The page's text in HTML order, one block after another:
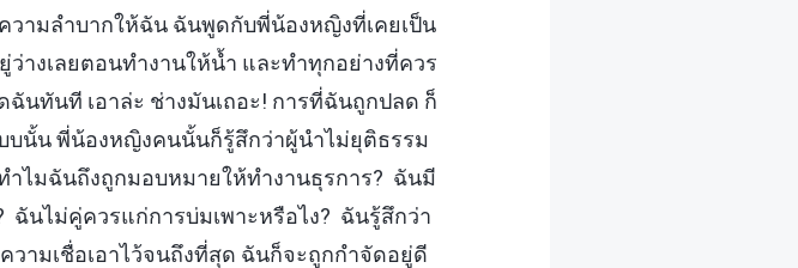
วามลำบากให้ฉัน ฉันพูดกับพี่น้องหญิงที่เคยเป็น
ว่างเลยตอนทำงานให้น้ำ และทำทุกอย่างที่ควร
นทันที เอาล่ะ ช่างมันเถอะ! การที่ฉันถูกปลด ก็
บนั้น พี่น้องหญิงคนนั้นก็รู้สึกว่าผู้นำไม่ยุติธรรม
ไมฉันถึงถูกมอบหมายให้ทำงานธุรการ? ฉันมี
ฉันไม่คู่ควรแก่การบ่มเพาะหรือไง? ฉันรู้สึกว่า
ามเชื่อเอาไว้จนถึงที่สุด ฉันก็จะถูกกำจัดอยู่ดี